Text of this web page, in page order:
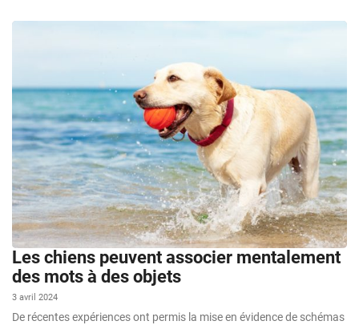
Les chiens peuvent associer mentalement
des mots à des objets
3 avril 2024
De récentes expériences ont permis la mise en évidence de schémas